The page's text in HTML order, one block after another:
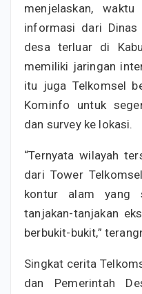
menjelaskan,
informasi dari
desa terluar di
memiliki jaringan
itu juga Telkomsel
Kominfo untuk
dan survey ke lokasi.
“Ternyata wilayah
dari Tower
kontur alam yang
tanjakan-tanjakan
berbukit-bukit,”
Singkat cerita
dan Pemerintah